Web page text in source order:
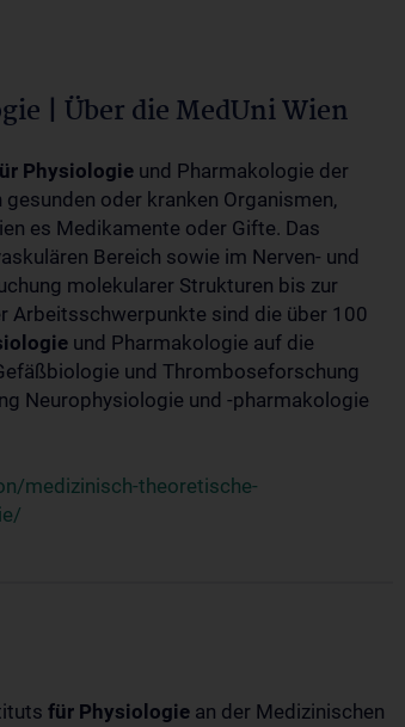
| Über die MedUni Wien
Physiologie und Pharmakologie der
oder kranken Organismen,
es Medikamente oder Gifte. Das
Bereich sowie im Nerven- und
molekularer Strukturen bis zur
Arbeitsschwerpunkte sind die über 100
und Pharmakologie auf die
und Thromboseforschung
Neurophysiologie und -pharmakologie
medizinisch-theoretische-
für Physiologie an der Medizinischen